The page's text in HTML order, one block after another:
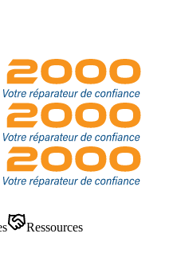
Ressources